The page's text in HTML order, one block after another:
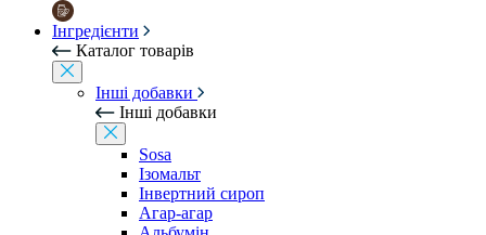
Інгредієнти
Каталог товарів
Інші добавки
Інші добавки
Sosa
Ізомальт
Інвертний сироп
Агар-агар